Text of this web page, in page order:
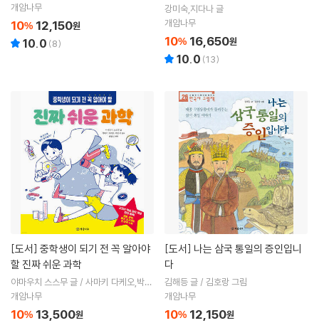
개암나무
10% 12,150원
10.0 (8)
강미숙,지다나 글
개암나무
10% 16,650원
10.0 (13)
[도서]
할 진짜 쉬운 과학
야마우치 스스무 글 / 사마키 다케오,박은
서 감수 / 곽범신 역
개암나무
10% 13,500원
[도서]
다
김해등 글 / 김호랑 그림
개암나무
10% 12,150원